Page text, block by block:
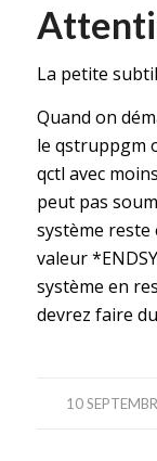
La petite
Quand on
le qstruppgm
qctl avec
peut pas
système
valeur
système en
devrez faire
10 /